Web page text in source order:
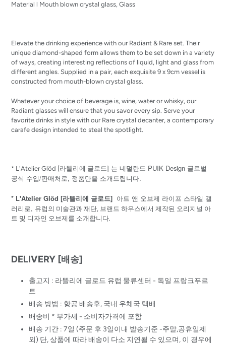
Material l Mouth blown crystal glass, Glass
Elevate the drinking experience with our Radiant & Rare set. Their
unique diamond-shaped form allows them to be set down in a variety
of ways, creating interesting reflections of liquid, light and glass from
different angles. Supplied in a pair, each exquisite 9 x 9cm vessel is
constructed from mouth-blown crystal glass.
Whatever your choice of beverage is, wine, water or whisky, our
Radiant glasses will ensure that you savor every sip. Serve your
favorite drinks in style with our Rare crystal decanter, a contemporary
carafe design intended to steal the spotlight.
* L'Atelier Glöd [라뜰리에 글로드] 는 네덜란드 PUIK Design 글로벌
공식 수입/판매처로, 정품만을 소개드립니다.
* L'Atelier Glöd [라뜰리에 글로드] 아트 앤 오브제 라이프 스타일 갤
러리로, 유럽의 미술관과 재단, 브랜드 하우스에서 제작된 오리지널 아
트 및 디자인 오브제를 소개합니다.
DELIVERY [배송]
출고지 : 라뜰리에 글로드 유럽 물류센터 - 독일 프랑크푸르
트
배송 방법 : 항공 배송후, 국내 우체국 택배
배송비 * 부가세 - 소비자가격에 포함
배송 기간 : 7일 (주문 후 3일이내 발송기준 -주말,공휴일제
외) 단, 상품에 따라 배송이 다소 지연될 수 있으며, 이 경우에